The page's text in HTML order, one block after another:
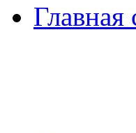
Главная